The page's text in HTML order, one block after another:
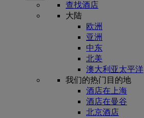
查找酒店
大陆
欧洲
亚洲
中东
北美
澳大利亚太平洋
我们的热门目的地
酒店在上海
酒店在曼谷
北京酒店